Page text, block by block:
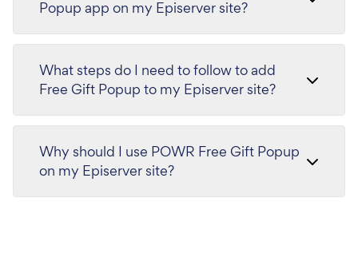
Popup app on my Episerver site?
What steps do I need to follow to add
Free Gift Popup to my Episerver site?
Why should I use POWR Free Gift Popup
on my Episerver site?